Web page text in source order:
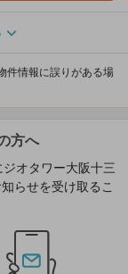
件情報に誤りがある場
方へ
オタワー大阪十三
らせを受け取るこ